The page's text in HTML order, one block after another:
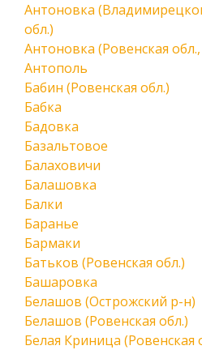
Антоновка
обл.)
Антоновка (Ровенская
Антополь
Бабин (Ровенская обл.)
Бабка
Бадовка
Базальтовое
Балаховичи
Балашовка
Балки
Баранье
Бармаки
Батьков (Ровенская обл.)
Башаровка
Белашов (Острожский р-н)
Белашов (Ровенская обл.)
Белая Криница (Ровенская